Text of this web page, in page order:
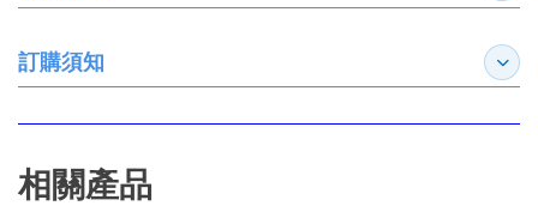
訂購須知 展開
相關產品